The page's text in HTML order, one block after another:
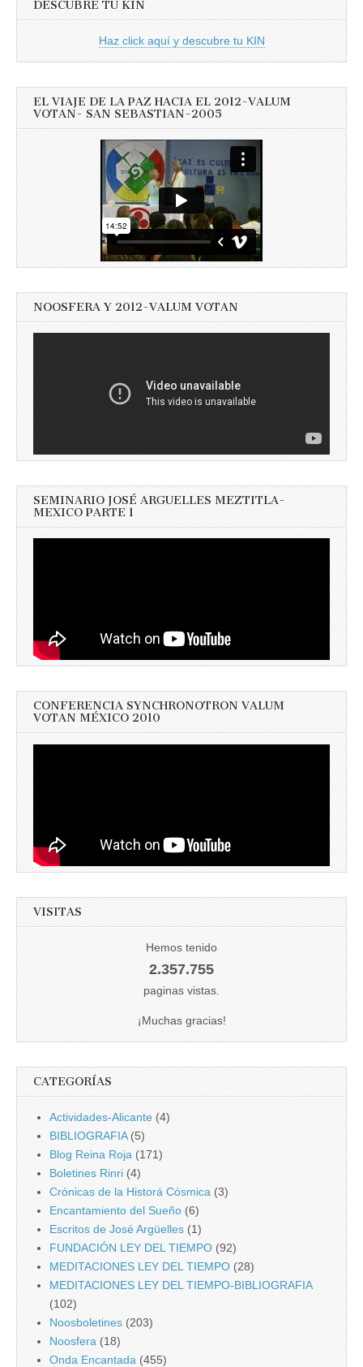
DESCUBRE TU KIN
Haz click aquí y descubre tu KIN
EL VIAJE DE LA PAZ HACIA EL 2012-VALUM
VOTAN- SAN SEBASTIAN-2005
NOOSFERA Y 2012-VALUM VOTAN
SEMINARIO JOSÉ ARGUELLES MEZTITLA-
MEXICO PARTE 1
CONFERENCIA SYNCHRONOTRON VALUM
VOTAN MÉXICO 2010
VISITAS
Hemos tenido
2.357.755
paginas vistas.
¡Muchas gracias!
CATEGORÍAS
Actividades-Alicante (4)
BIBLIOGRAFIA(5)
Blog Reina Roja (171)
Boletines Rinri (4)
Crónicas de la Historá Cósmica (3)
Encantamiento del Sueño (6)
Escritos de José Argüelles (1)
FUNDACIÓN LEY DEL TIEMPO (92)
MEDITACIONES LEY DEL TIEMPO (28)
MEDITACIONES LEY DEL TIEMPO-BIBLIOGRAFIA
(102)
Noosboletines (203)
Noosfera (18)
Onda Encantada (455)